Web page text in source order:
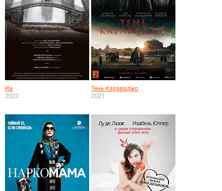
Иа
2022
Тень Караваджо
2021